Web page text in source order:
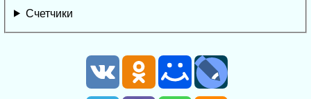
Счетчики